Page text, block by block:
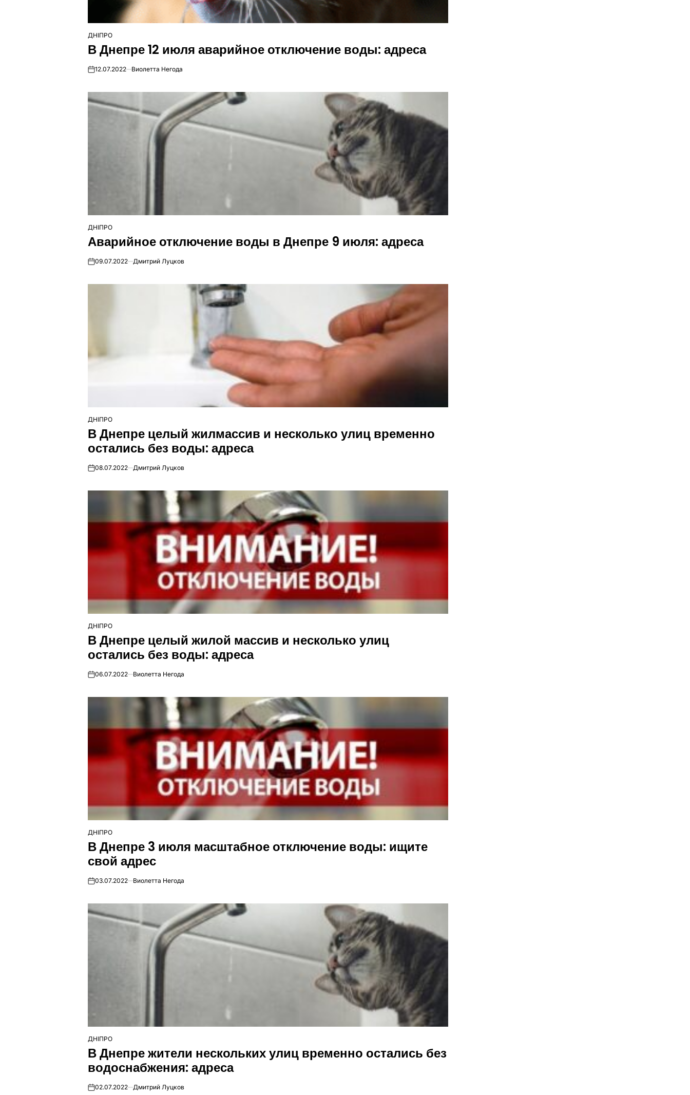
ОПУБЛІКУВАТИ
У
ДНІПРО
В Днепре 12 июля аварийное отключение воды: адреса
on12.07.2022 Виолетта Негода
ОПУБЛІКУВАТИ
У
ДНІПРО
Аварийное отключение воды в Днепре 9 июля: адреса
on09.07.2022 Дмитрий Луцков
ОПУБЛІКУВАТИ
У
ДНІПРО
В Днепре целый жилмассив и несколько улиц временно
остались без воды: адреса
on08.07.2022 Дмитрий Луцков
ОПУБЛІКУВАТИ
У
ДНІПРО
В Днепре целый жилой массив и несколько улиц
остались без воды: адреса
on06.07.2022 Виолетта Негода
ОПУБЛІКУВАТИ
У
ДНІПРО
В Днепре 3 июля масштабное отключение воды: ищите
свой адрес
on03.07.2022 Виолетта Негода
ОПУБЛІКУВАТИ
У
ДНІПРО
В Днепре жители нескольких улиц временно остались без
водоснабжения: адреса
on02.07.2022 Дмитрий Луцков